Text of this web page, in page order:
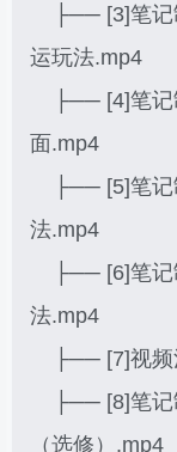
├── [3]笔记
运玩法.mp4
├── [4]笔记
面.mp4
├── [5]笔记
法.mp4
├── [6]笔记
法.mp4
├── [7]视频
├── [8]笔记
（选修）.mp4